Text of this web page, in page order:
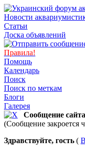
Новости
Статьи
Доска объявлений
Правила!
Помощь
Календарь
Поиск
Поиск по меткам
Блоги
Галерея
Сообщение сайта
(Сообщение закроется
Здравствуйте, гость (